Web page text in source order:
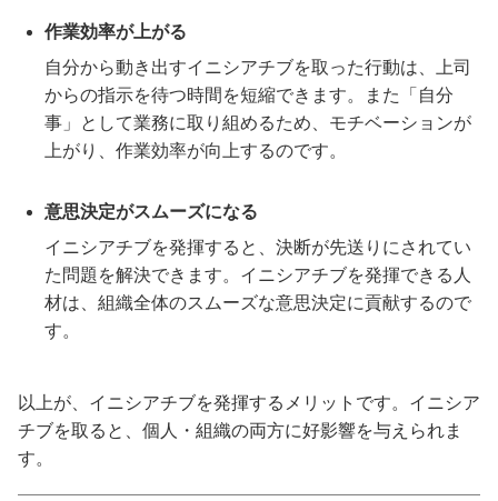
作業効率が上がる
自分から動き出すイニシアチブを取った行動は、上司
からの指示を待つ時間を短縮できます。また「自分
事」として業務に取り組めるため、モチベーションが
上がり、作業効率が向上するのです。
意思決定がスムーズになる
イニシアチブを発揮すると、決断が先送りにされてい
た問題を解決できます。イニシアチブを発揮できる人
材は、組織全体のスムーズな意思決定に貢献するので
す。
以上が、イニシアチブを発揮するメリットです。イニシア
チブを取ると、個人・組織の両方に好影響を与えられま
す。